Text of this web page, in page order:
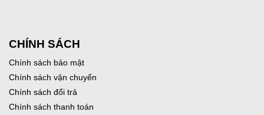
CHÍNH SÁCH
Chính sách bảo mật
Chính sách vận chuyển
Chính sách đổi trả
Chính sách thanh toán